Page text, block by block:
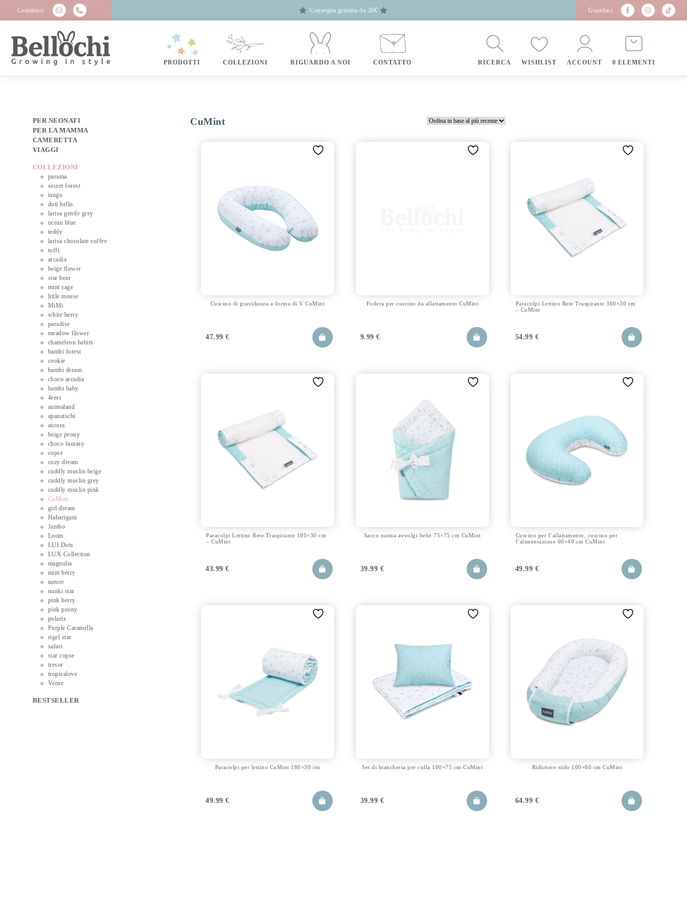
Contattaci Consegna gratuita da 20€ Guardaci
PRODOTTI COLLEZIONI RIGUARDO A NOI CONTATTO RICERCA WISHLIST ACCOUNT 0 ELEMENTI
PER NEONATI
PER LA MAMMA
CAMERETTA
VIAGGI
COLLEZIONI
parama
secret forest
tango
doti bello
larisa gentle grey
ocean blue
teddy
larisa chocolate coffee
toffi
arcadia
beige flower
star bear
mint sage
little mouse
MiMi
white berry
paradise
meadow flower
chameleon habits
bambi forest
cookie
bambi dream
choco arcadia
bambi baby
4rest
animaland
apanatschi
aurora
beige peony
choco fantasy
copse
cozy dream
cuddly muslin beige
cuddly muslin grey
cuddly muslin pink
CuMint
girl dream
Habarigani
Jambo
Loom
LUI Dots
LUX Collection
magnolia
mint berry
nature
nunki star
pink berry
pink peony
polaris
Purple Caramella
rigel star
safari
star copse
tresor
tropicalove
Verne
BESTSELLER
CuMint
Cuscino di gravidanza a forma di V CuMint
47.99€
Fodera per cuscino da allattamento CuMint
9.99€
Paracolpi Lettino Rete Traspirante 360×30 cm
– CuMint
54.99 €
Paracolpi Lettino Rete Traspirante 180×30 cm
– CuMint
43.99€
Sacco nanna avvolgi bebè 75×75 cm CuMint
39.99 €
Cuscino per l’allattamento, cuscino per
l’alimentazione 60×40 cm CuMint
49.99 €
Paracolpi per lettino CuMint 180×30 cm
49.99€
Set di biancheria per culla 100×75 cm CuMint
39.99 €
Riduttore nido 100×60 cm CuMint
64.99 €